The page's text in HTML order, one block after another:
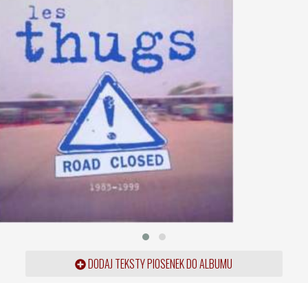
DODAJ TEKSTY PIOSENEK DO ALBUMU